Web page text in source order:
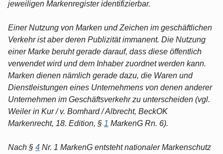
jeweiligen Markenregister identifizierbar.
Einer Nutzung von Marken und Zeichen im geschäftlichen
Verkehr ist aber deren Publizität immanent. Die Nutzung
einer Marke beruht gerade darauf, dass diese öffentlich
verwendet wird und dem Inhaber zuordnet werden kann.
Marken dienen nämlich gerade dazu, die Waren und
Dienstleistungen eines Unternehmens von denen anderer
Unternehmen im Geschäftsverkehr zu unterscheiden (vgl.
Weiler in Kur / v. Bomhard / Albrecht, BeckOK
Markenrecht, 18. Edition, § 1 MarkenG Rn. 6).
Nach § 4 Nr. 1 MarkenG entsteht nationaler Markenschutz